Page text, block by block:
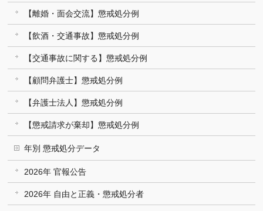
【離婚・面会交流】懲戒処分例
【飲酒・交通事故】懲戒処分例
【交通事故に関する】懲戒処分例
【顧問弁護士】懲戒処分例
【弁護士法人】懲戒処分例
【懲戒請求が棄却】懲戒処分例
年別 懲戒処分データ
2026年 官報公告
2026年 自由と正義・懲戒処分者